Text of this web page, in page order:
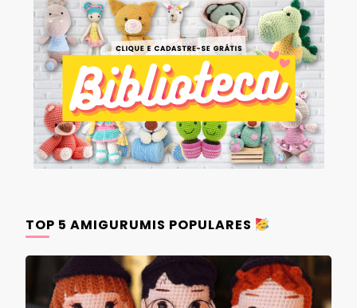
TOP 5 AMIGURUMIS POPULARES